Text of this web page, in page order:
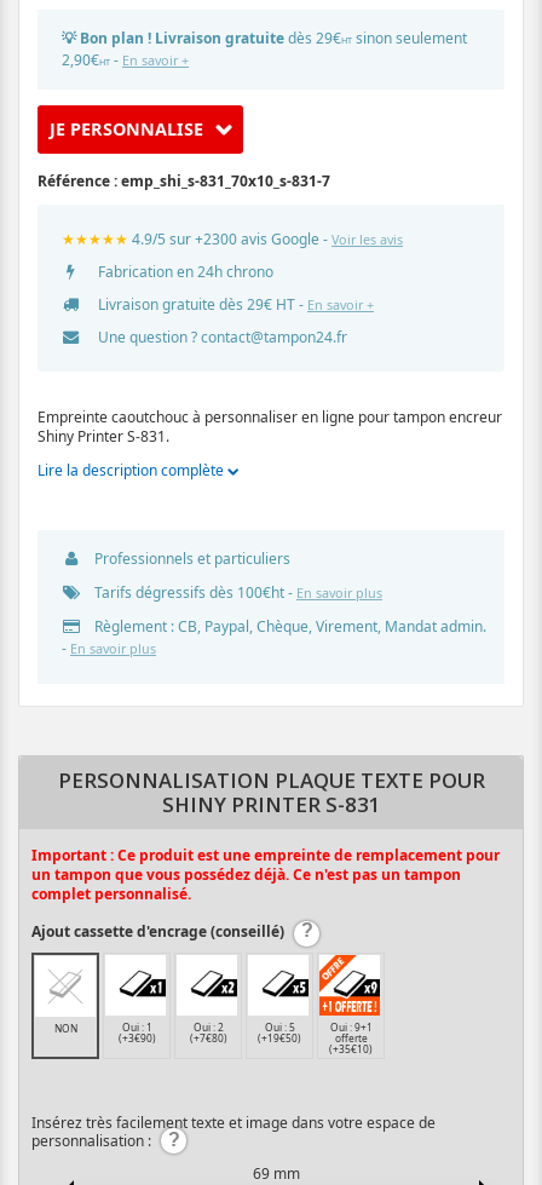
💡 Bon plan ! Livraison gratuitedès 29€HT sinon seulement
2,90€HT - En savoir +
JE PERSONNALISE
Référence :emp_shi_s-831_70x10_s-831-7
★★★★★ 4.9/5 sur +2300 avis Google - Voir les avis
Fabrication en 24h chrono
Livraison gratuite dès 29€ HT - En savoir +
Une question ?contact@tampon24.fr
Empreinte caoutchouc à personnaliser en ligne pour tampon encreur
Shiny Printer S-831.
Lire la description complète
Professionnels et particuliers
Tarifs dégressifs dès 100€ht - En savoir plus
Règlement : CB, Paypal, Chèque, Virement, Mandat admin.
- En savoir plus
PERSONNALISATION PLAQUE TEXTE POUR
SHINY PRINTER S-831
Important : Ce produit est une empreinte de remplacement pour
un tampon que vous possédez déjà. Ce n'est pas un tampon
complet personnalisé.
Ajout cassette d'encrage (conseillé)
NON
Oui : 1
(+3€90)
Oui : 2
(+7€80)
Oui : 5
(+19€50)
Oui : 9+1
offerte
(+35€10)
Insérez très facilement texte et image dans votre espace de
personnalisation :
69 mm